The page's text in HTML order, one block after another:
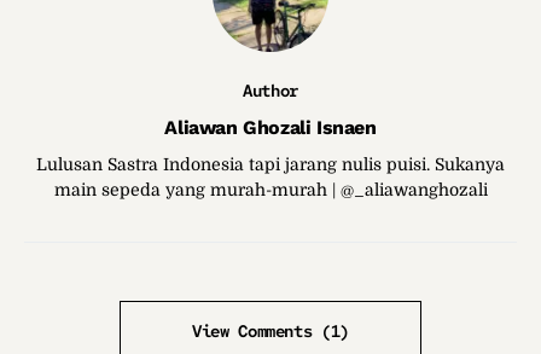
Author
Aliawan Ghozali Isnaen
Lulusan Sastra Indonesia tapi jarang nulis puisi. Sukanya
main sepeda yang murah-murah | @_aliawanghozali
View Comments (1)